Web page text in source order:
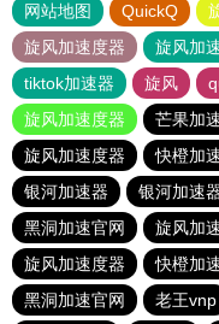
网站地图 QuickQ
旋风加速度器
旋风加
tiktok加速器
旋风
旋风加速度器
芒果加
旋风加速度器
快橙加
银河加速器
银河加速
黑洞加速官网
旋风加
旋风加速度器
快橙加
黑洞加速官网
老王vnp